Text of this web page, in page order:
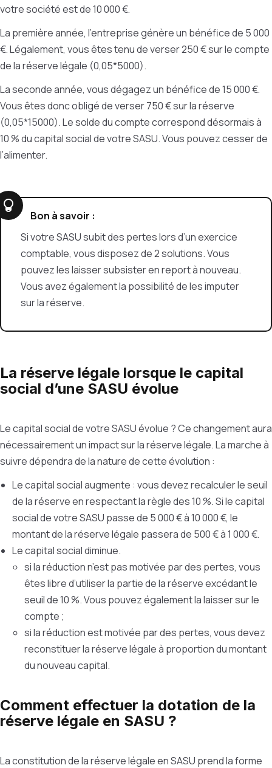
votre société est de 10 000 €.
La première année, l’entreprise génère un bénéfice de 5 000
€. Légalement, vous êtes tenu de verser 250 € sur le compte
de la réserve légale (0,05*5000).
La seconde année, vous dégagez un bénéfice de 15 000 €.
Vous êtes donc obligé de verser 750 € sur la réserve
(0,05*15000). Le solde du compte correspond désormais à
10 % du capital social de votre SASU. Vous pouvez cesser de
l’alimenter.
Bon à savoir :
Si votre SASU subit des pertes lors d’un exercice
comptable, vous disposez de 2 solutions. Vous
pouvez les laisser subsister en report à nouveau.
Vous avez également la possibilité de les imputer
sur la réserve.
La réserve légale lorsque le capital
social d’une SASU évolue
Le capital social de votre SASU évolue ? Ce changement aura
nécessairement un impact sur la réserve légale. La marche à
suivre dépendra de la nature de cette évolution :
Le capital social augmente : vous devez recalculer le seuil
de la réserve en respectant la règle des 10 %. Si le capital
social de votre SASU passe de 5 000 € à 10 000 €, le
montant de la réserve légale passera de 500 € à 1 000 €.
Le capital social diminue.
si la réduction n’est pas motivée par des pertes, vous
êtes libre d’utiliser la partie de la réserve excédant le
seuil de 10 %. Vous pouvez également la laisser sur le
compte ;
si la réduction est motivée par des pertes, vous devez
reconstituer la réserve légale à proportion du montant
du nouveau capital.
Comment effectuer la dotation de la
réserve légale en SASU ?
La constitution de la réserve légale en SASU prend la forme